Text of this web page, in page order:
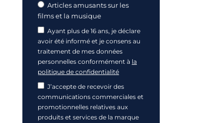
Articles amusants sur les
films et la musique
Ayant plus de 16 ans, je déclare
avoir été informé et je consens au
traitement de mes données
personnelles conformément à la
politique de confidentialité
J’accepte de recevoir des
communications commerciales et
promotionnelles relatives aux
produits et services de la marque